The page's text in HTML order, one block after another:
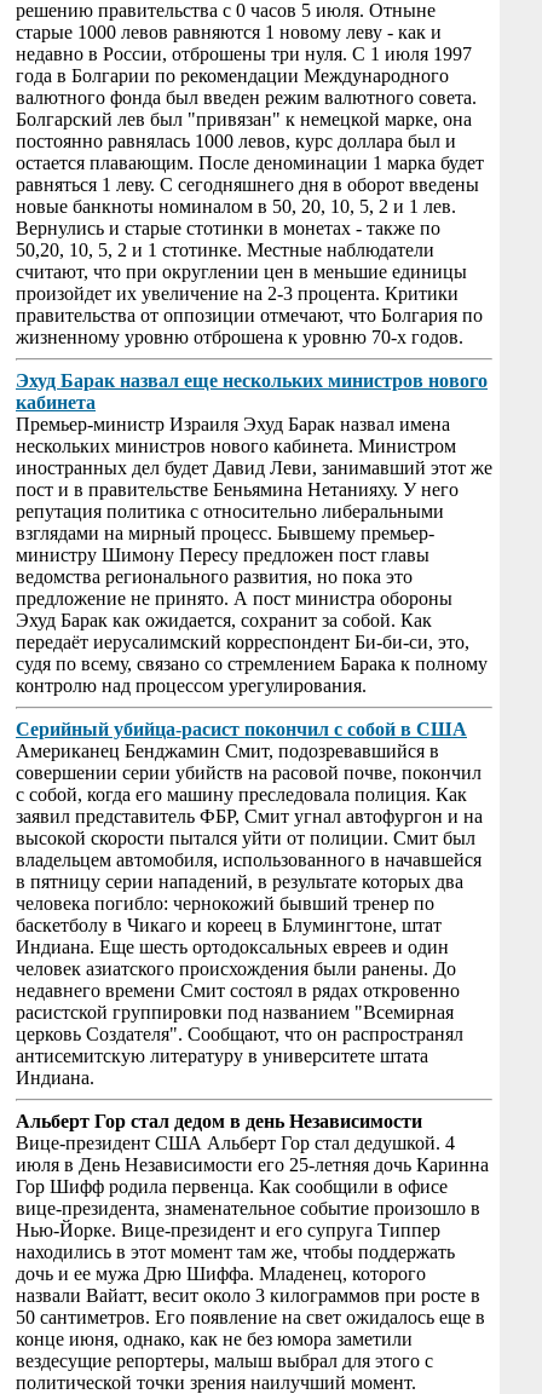
решению правительства с 0 часов 5 июля. Отныне
старые 1000 левов равняются 1 новому леву - как и
недавно в России, отброшены три нуля. С 1 июля 1997
года в Болгарии по рекомендации Международного
валютного фонда был введен режим валютного совета.
Болгарский лев был "привязан" к немецкой марке, она
постоянно равнялась 1000 левов, курс доллара был и
остается плавающим. После деноминации 1 марка будет
равняться 1 леву. С сегодняшнего дня в оборот введены
новые банкноты номиналом в 50, 20, 10, 5, 2 и 1 лев.
Вернулись и старые стотинки в монетах - также по
50,20, 10, 5, 2 и 1 стотинке. Местные наблюдатели
считают, что при округлении цен в меньшие единицы
произойдет их увеличение на 2-3 процента. Критики
правительства от оппозиции отмечают, что Болгария по
жизненному уровню отброшена к уровню 70-х годов.
Эхуд Барак назвал еще нескольких министров нового
кабинета
Премьер-министр Израиля Эхуд Барак назвал имена
нескольких министров нового кабинета. Министром
иностранных дел будет Давид Леви, занимавший этот же
пост и в правительстве Беньямина Нетанияху. У него
репутация политика с относительно либеральными
взглядами на мирный процесс. Бывшему премьер-
министру Шимону Пересу предложен пост главы
ведомства регионального развития, но пока это
предложение не принято. А пост министра обороны
Эхуд Барак как ожидается, сохранит за собой. Как
передаёт иерусалимский корреспондент Би-би-си, это,
судя по всему, связано со стремлением Барака к полному
контролю над процессом урегулирования.
Серийный убийца-расист покончил с собой в США
Американец Бенджамин Смит, подозревавшийся в
совершении серии убийств на расовой почве, покончил
с собой, когда его машину преследовала полиция. Как
заявил представитель ФБР, Смит угнал автофургон и на
высокой скорости пытался уйти от полиции. Смит был
владельцем автомобиля, использованного в начавшейся
в пятницу серии нападений, в результате которых два
человека погибло: чернокожий бывший тренер по
баскетболу в Чикаго и кореец в Блумингтоне, штат
Индиана. Еще шесть ортодоксальных евреев и один
человек азиатского происхождения были ранены. До
недавнего времени Смит состоял в рядах откровенно
расистской группировки под названием "Всемирная
церковь Создателя". Сообщают, что он распространял
антисемитскую литературу в университете штата
Индиана.
Альберт Гор стал дедом в день Независимости
Вице-президент США Альберт Гор стал дедушкой. 4
июля в День Независимости его 25-летняя дочь Каринна
Гор Шифф родила первенца. Как сообщили в офисе
вице-президента, знаменательное событие произошло в
Нью-Йорке. Вице-президент и его супруга Типпер
находились в этот момент там же, чтобы поддержать
дочь и ее мужа Дрю Шиффа. Младенец, которого
назвали Вайатт, весит около 3 килограммов при росте в
50 сантиметров. Его появление на свет ожидалось еще в
конце июня, однако, как не без юмора заметили
вездесущие репортеры, малыш выбрал для этого с
политической точки зрения наилучший момент.